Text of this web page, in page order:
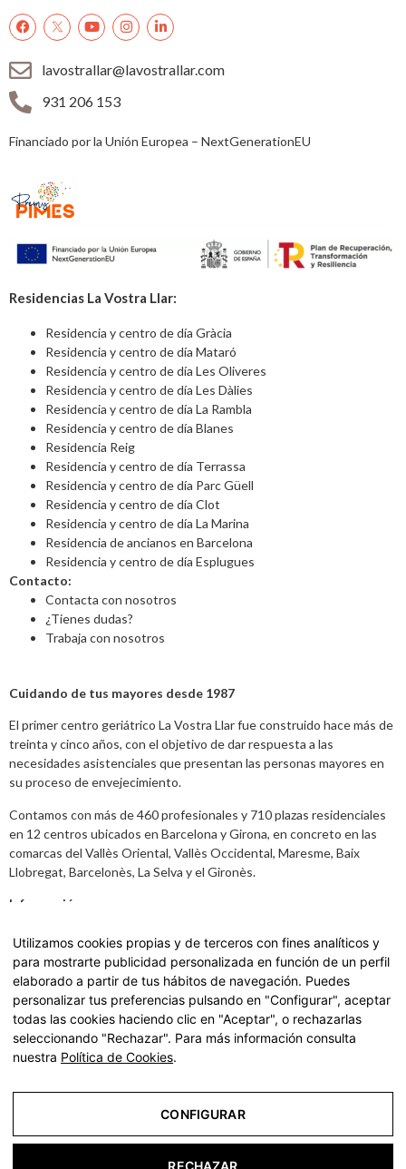
lavostrallar@lavostrallar.com
931 206 153
Financiado por la Unión Europea – NextGenerationEU
Residencias La Vostra Llar:
Residencia y centro de día Gràcia
Residencia y centro de día Mataró
Residencia y centro de día Les Oliveres
Residencia y centro de día Les Dàlies
Residencia y centro de día La Rambla
Residencia y centro de día Blanes
Residencia Reig
Residencia y centro de día Terrassa
Residencia y centro de día Parc Güell
Residencia y centro de día Clot
Residencia y centro de día La Marina
Residencia de ancianos en Barcelona
Residencia y centro de día Esplugues
Contacto:
Contacta con nosotros
¿Tienes dudas?
Trabaja con nosotros
Cuidando de tus mayores desde 1987
El primer centro geriátrico La Vostra Llar fue construido hace más de
treinta y cinco años, con el objetivo de dar respuesta a las
necesidades asistenciales que presentan las personas mayores en
su proceso de envejecimiento.
Contamos con más de 460 profesionales y 710 plazas residenciales
en 12 centros ubicados en Barcelona y Girona, en concreto en las
comarcas del Vallès Oriental, Vallès Occidental, Maresme, Baix
Llobregat, Barcelonès, La Selva y el Gironès.
Información
Aviso legal Política de Privacidad y datos
Carta de Servicios
Accede a nuestra Carta de Servicios haciendoclick aquí.
edad | La Vostra Llar - Todos los derechos reservados
Utilizamos cookies propias y de terceros con fines analíticos y
para mostrarte publicidad personalizada en función de un perfil
elaborado a partir de tus hábitos de navegación. Puedes
personalizar tus preferencias pulsando en "Configurar", aceptar
todas las cookies haciendo clic en "Aceptar", o rechazarlas
seleccionando "Rechazar". Para más información consulta
nuestra Política de Cookies.
CONFIGURAR
RECHAZAR
Aviso Legal